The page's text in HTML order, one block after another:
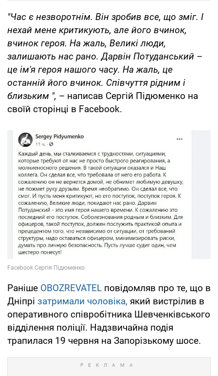
"Час є незворотнім. Він зробив все, що зміг. І
нехай мене критикують, але його вчинок,
вчинок героя. На жаль, Великі люди,
залишають нас рано. Дарвін Потуданський –
це ім'я героя нашого часу. На жаль, це
останній його вчинок. Співчуття рідним і
близьким ", – написав Сергій Підюменко на
своїй сторінці в Facebook.
Раніше OBOZREVATEL повідомляв про те, що в
Дніпрі затримали чоловіка, який вистрілив в
оперативного співробітника Шевченківського
відділення поліції. Надзвичайна подія
трапилася 19 червня на Запорізькому шосе.